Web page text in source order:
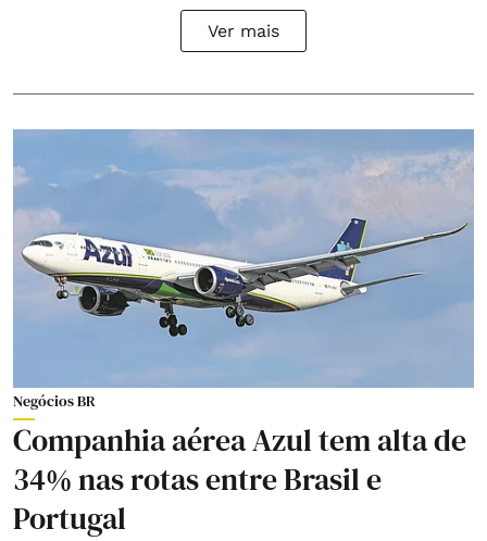
Ver mais
Negócios BR
Companhia aérea Azul tem alta de
34% nas rotas entre Brasil e
Portugal